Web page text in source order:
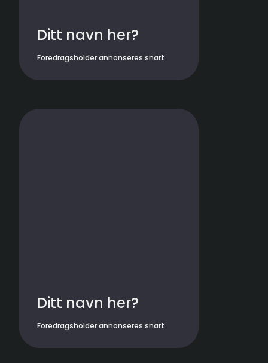
Ditt navn her?
Foredragsholder annonseres snart
Ditt navn her?
Foredragsholder annonseres snart